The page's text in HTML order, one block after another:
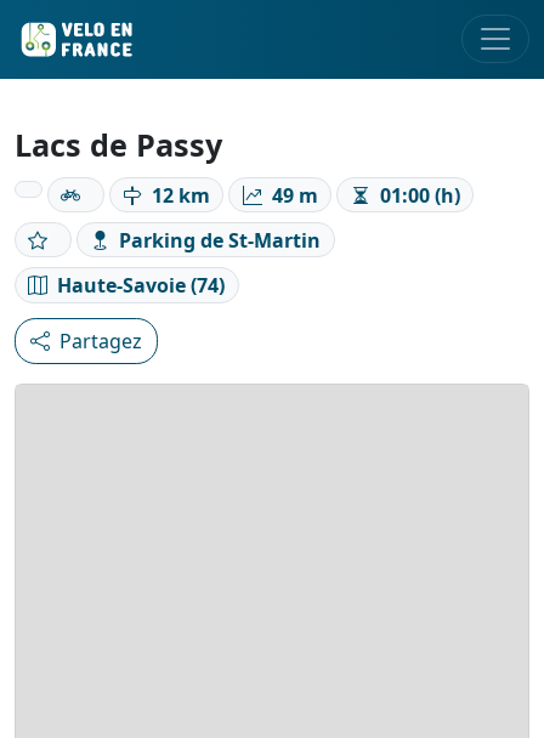
Lacs de Passy
12 km 49 m
01:00 (h)
Parking de St-Martin
Haute-Savoie (74)
Partagez